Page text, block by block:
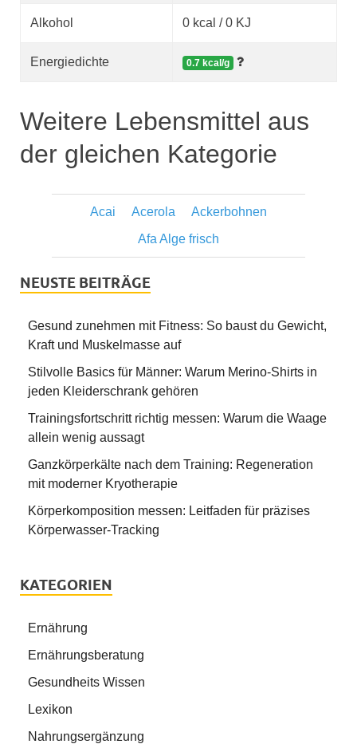
Alkohol 0 kcal / 0 KJ
Energiedichte 0.7 kcal/g
Weitere Lebensmittel aus
der gleichen Kategorie
Acai Acerola
Ackerbohnen
Afa Alge frisch
NEUSTE BEITRÄGE
Gesund zunehmen mit Fitness: So baust du Gewicht,
Kraft und Muskelmasse auf
Stilvolle Basics für Männer: Warum Merino-Shirts in
jeden Kleiderschrank gehören
Trainingsfortschritt richtig messen: Warum die Waage
allein wenig aussagt
Ganzkörperkälte nach dem Training: Regeneration
mit moderner Kryotherapie
Körperkomposition messen: Leitfaden für präzises
Körperwasser-Tracking
KATEGORIEN
Ernährung
Ernährungsberatung
Gesundheits Wissen
Lexikon
Nahrungsergänzung